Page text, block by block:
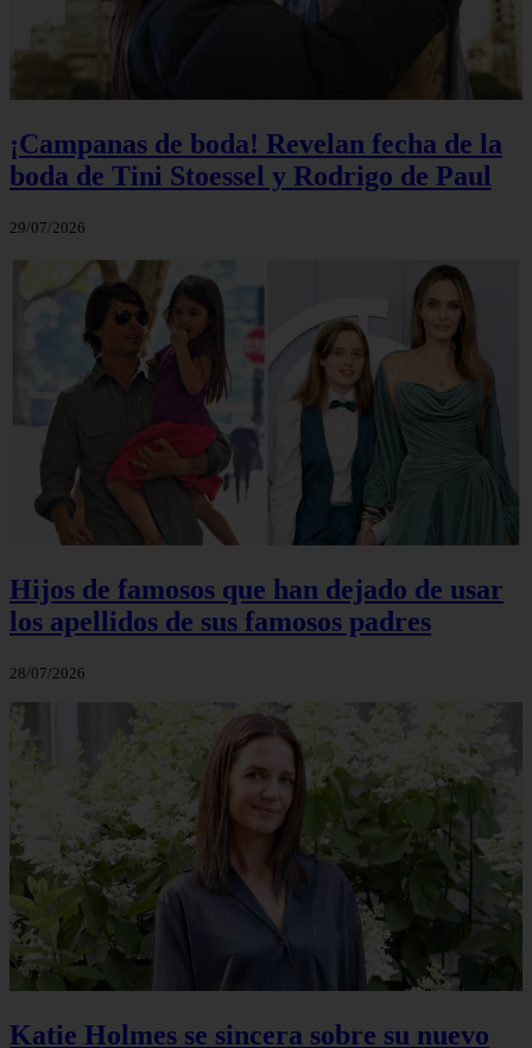
¡Campanas de boda! Revelan fecha de la
boda de Tini Stoessel y Rodrigo de Paul
29/07/2026
Hijos de famosos que han dejado de usar
los apellidos de sus famosos padres
28/07/2026
Katie Holmes se sincera sobre su nuevo